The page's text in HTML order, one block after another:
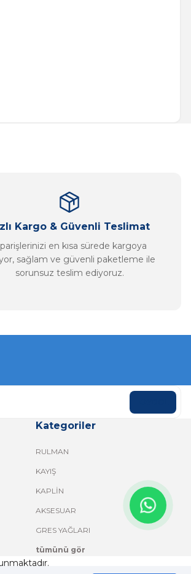
Kargo & Güvenli Teslimat
en kısa sürede kargoya
sağlam ve güvenli paketleme ile
sorunsuz teslim ediyoruz.
Kategoriler
RULMAN
KAYIŞ
KAPLİN
AKSESUAR
GRES YAĞLARI
tümünü gör